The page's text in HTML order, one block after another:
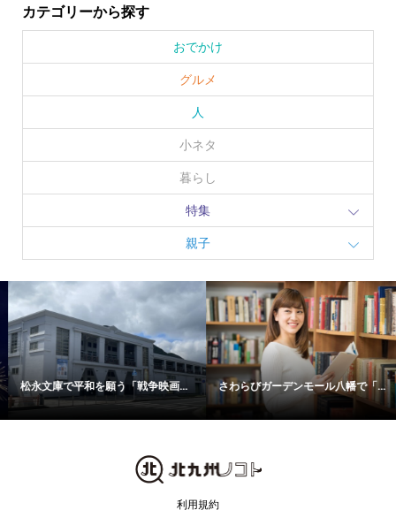
カテゴリーから探す
おでかけ
グルメ
人
小ネタ
暮らし
特集
親子
松永文庫で平和を願う「戦争映画... さわらびガーデンモール八幡で「...
利用規約